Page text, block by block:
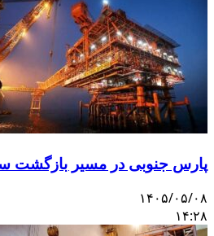
پارس جنوبی در مسیر بازگشت
۱۴۰۵/۰۵/۰۸
۱۴:۲۸